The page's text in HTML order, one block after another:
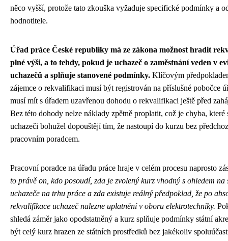
něco vyšší, protože tato zkouška vyžaduje specifické podmínky a
hodnotitele.
Úřad práce České republiky má ze zákona možnost hradit
plné výši, a to tehdy, pokud je uchazeč o zaměstnání veden v
uchazečů a splňuje stanovené podmínky. Klíčovým
zájemce o rekvalifikaci musí být registrován na příslušné pobočce
musí mít s úřadem uzavřenou dohodu o rekvalifikaci ještě před
Bez této dohody nelze náklady zpětně proplatit, což je chyba, které
uchazeči bohužel dopouštějí tím, že nastoupí do kurzu bez
pracovním poradcem.
Pracovní poradce na úřadu práce hraje v celém procesu naprosto
to právě on, kdo posoudí, zda je zvolený kurz vhodný s ohledem na
uchazeče na trhu práce a zda existuje reálný předpoklad, že po
rekvalifikace uchazeč nalezne uplatnění v oboru elektrotechniky.
shledá záměr jako opodstatněný a kurz splňuje podmínky státní
být celý kurz hrazen ze státních prostředků bez jakékoliv